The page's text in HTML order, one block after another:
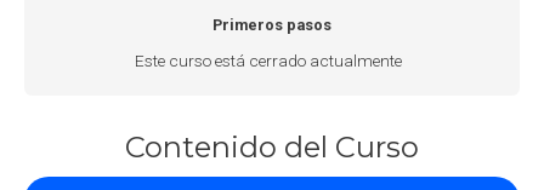
Primeros pasos
Este curso está cerrado actualmente
Contenido del Curso